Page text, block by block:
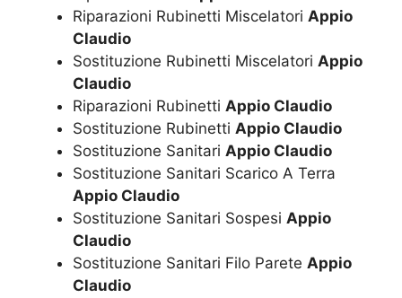
Riparazioni Rubinetti Miscelatori Appio
Claudio
Sostituzione Rubinetti Miscelatori Appio
Claudio
Riparazioni Rubinetti Appio Claudio
Sostituzione Rubinetti Appio Claudio
Sostituzione Sanitari Appio Claudio
Sostituzione Sanitari Scarico A Terra
Appio Claudio
Sostituzione Sanitari Sospesi Appio
Claudio
Sostituzione Sanitari Filo Parete Appio
Claudio